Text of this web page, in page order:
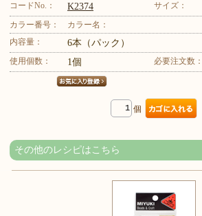
コードNo.： K2374 サイズ：
カラー番号：
カラー名：
内容量：
6本（パック）
使用個数： 1個 必要注文数：
個
その他のレシピはこちら